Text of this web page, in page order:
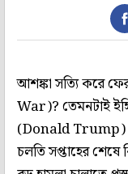
আশঙ্কা সত্যি করে
War)? তেমনটাই
(Donald Trump)।
চলতি সপ্তাহের